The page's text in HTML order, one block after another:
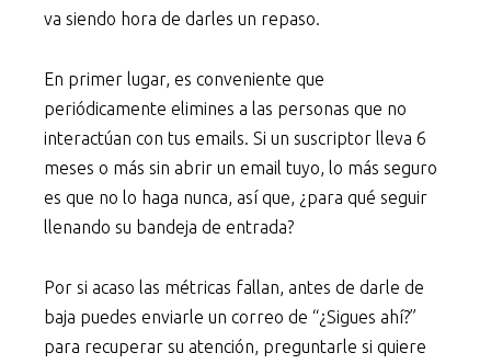
va siendo hora de darles un repaso.
En primer lugar, es conveniente que
periódicamente elimines a las personas que no
interactúan con tus emails. Si un suscriptor lleva 6
meses o más sin abrir un email tuyo, lo más seguro
es que no lo haga nunca, así que, ¿para qué seguir
llenando su bandeja de entrada?
Por si acaso las métricas fallan, antes de darle de
baja puedes enviarle un correo de “¿Sigues ahí?”
para recuperar su atención, preguntarle si quiere